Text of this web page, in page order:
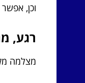
וכן,
רגע,
מצלמה